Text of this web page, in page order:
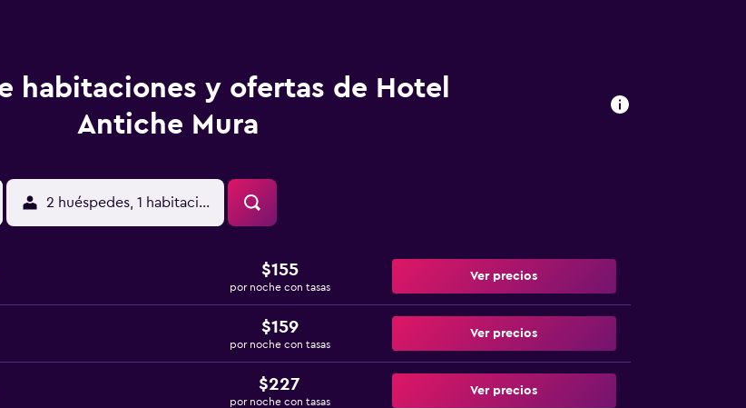
habitaciones y ofertas de Hotel
Antiche Mura
2 huéspedes, 1 habitación
$155
por noche con tasas
Ver precios
$159
por noche con tasas
Ver precios
$227
por noche con tasas
Ver precios